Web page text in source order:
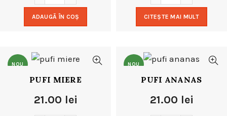
ADAUGĂ ÎN COȘ CITEȘTE MAI MULT
NOU
PUFI MIERE
21.00 lei
NOU
PUFI ANANAS
21.00 lei